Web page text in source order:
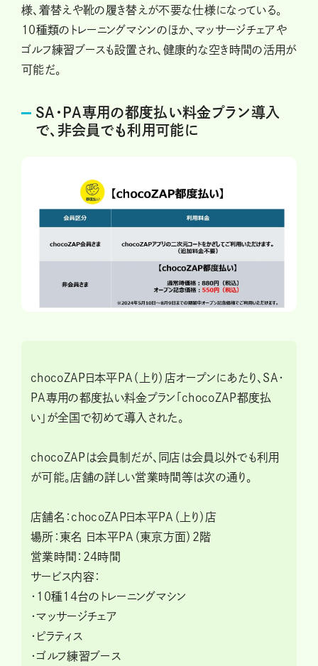
様、着替えや靴の履き替えが不要な仕様になっている。
10種類のトレーニングマシンのほか、マッサージチェアや
ゴルフ練習ブースも設置され、健康的な空き時間の活用が
可能だ。
SA・PA専用の都度払い料金プラン導入
で、非会員でも利用可能に
chocoZAP日本平PA（上り）店オープンにあたり、SA・
PA専用の都度払い料金プラン「chocoZAP都度払
い」が全国で初めて導入された。
chocoZAPは会員制だが、同店は会員以外でも利用
が可能。店舗の詳しい営業時間等は次の通り。
店舗名：chocoZAP日本平PA（上り）店
場所：東名 日本平PA（東京方面）2階
営業時間：24時間
サービス内容：
・10種14台のトレーニングマシン
・マッサージチェア
・ピラティス
・ゴルフ練習ブース